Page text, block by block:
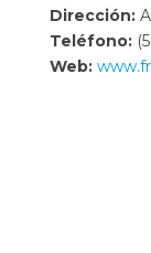
Dirección:
Teléfono:
Web: